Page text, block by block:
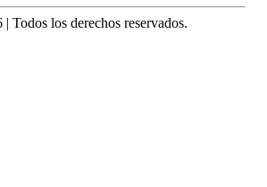
| Todos los derechos reservados.